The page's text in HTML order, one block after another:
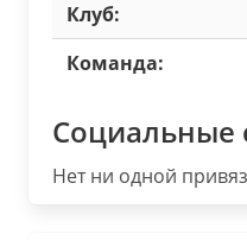
Клуб:
Команда:
Социальные
Нет ни одной